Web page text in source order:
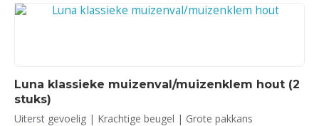
Luna klassieke muizenval/muizenklem hout (2
stuks)
Uiterst gevoelig | Krachtige beugel | Grote pakkans